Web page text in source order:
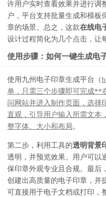
许用户实时查看效果并进行调
户，平台支持批量生成和模板
章的场景。总之，这款在线电
设计过程简化为几个点击，让
使用步骤：如何一键生成电
使用九州电子印章生成平台（
单，只需三个步骤即可完成**
问网站并进入制作页面，选择
直观，引导用户输入所需文本
整字体、大小和布局。
第二步，利用工具的透明背景
透明，并预览效果。用户可以
保印章外观专业且合规。最后
创建出高质量的电子印章，并
可直接用于电子文档或打印，